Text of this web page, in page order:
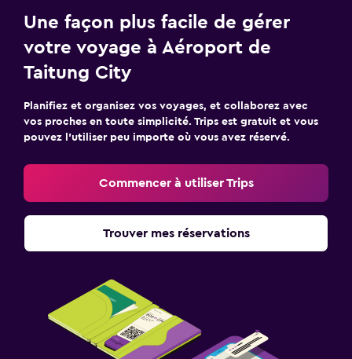
Une façon plus facile de gérer
votre voyage à Aéroport de
Taitung City
Planifiez et organisez vos voyages, et collaborez avec
vos proches en toute simplicité. Trips est gratuit et vous
pouvez l’utiliser peu importe où vous avez réservé.
Commencer à utiliser Trips
Trouver mes réservations